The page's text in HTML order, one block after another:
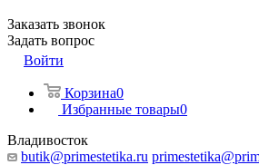
Заказать звонок
Задать вопрос
Войти
Корзина0
Избранные товары0
Владивосток
butik@primestetika.ru